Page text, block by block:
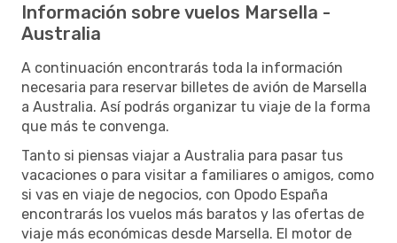
Información sobre vuelos Marsella -
Australia
A continuación encontrarás toda la información
necesaria para reservar billetes de avión de Marsella
a Australia. Así podrás organizar tu viaje de la forma
que más te convenga.
Tanto si piensas viajar a Australia para pasar tus
vacaciones o para visitar a familiares o amigos, como
si vas en viaje de negocios, con Opodo España
encontrarás los vuelos más baratos y las ofertas de
viaje más económicas desde Marsella. El motor de